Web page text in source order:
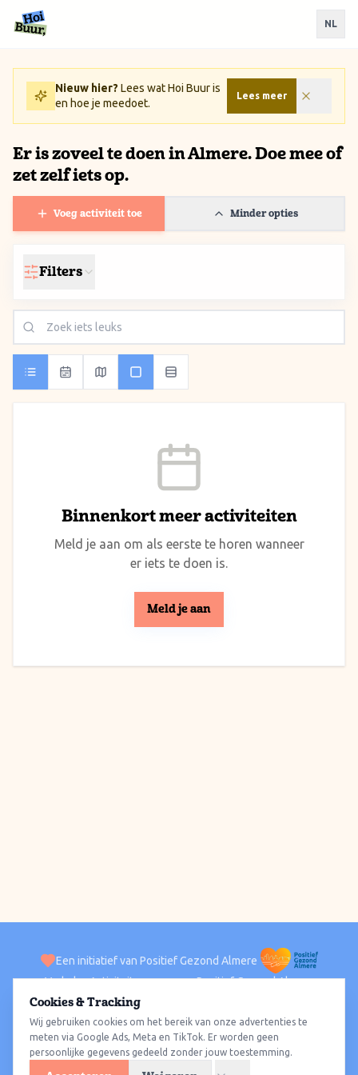
Ga naar inhoud / Skip to content
NL
Nieuw hier? Lees wat Hoi Buur is
en hoe je meedoet.
Lees meer
Er is zoveel te doen in Almere. Doe mee of
zet zelf iets op.
Voeg activiteit toe Minder opties
Filters
Binnenkort meer activiteiten
Meld je aan om als eerste te horen wanneer
er iets te doen is.
Meld je aan
Een initiatief van Positief Gezond Almere
VerhalenActiviteiten Positief Gezond Almere
ACTIVITEITEN PER WIJK
Alle wijkenAlmere HavenAlmere StadAlmere BuitenAlmere Poort
Almere HoutAlmere OosterwoldWat te doen
Cookies & Tracking
Wij gebruiken cookies om het bereik van onze advertenties te
meten via Google Ads, Meta en TikTok. Er worden geen
persoonlijke gegevens gedeeld zonder jouw toestemming.